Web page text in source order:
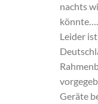
nachts
könnte….
Leider
Geräte